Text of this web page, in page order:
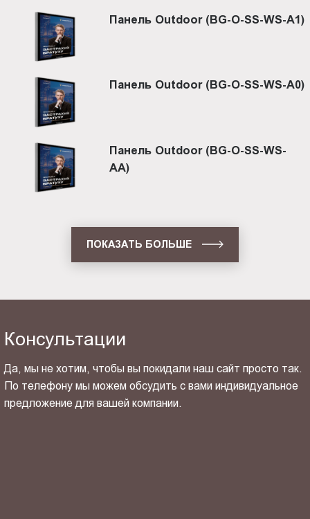
Панель Outdoor (BG-O-SS-WS-A1)
Панель Outdoor (BG-O-SS-WS-A0)
Панель Outdoor (BG-O-SS-WS-
AA)
ПОКАЗАТЬ БОЛЬШЕ
Консультации
Да, мы не хотим, чтобы вы покидали наш сайт просто так.
По телефону мы можем обсудить с вами индивидуальное
предложение для вашей компании.
ОТПРАВИТЬ СВОЙ КОНТАКТ